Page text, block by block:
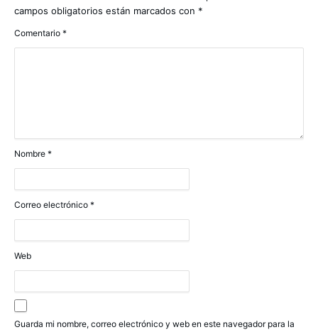
campos obligatorios están marcados con *
Comentario *
Nombre *
Correo electrónico *
Web
Guarda mi nombre, correo electrónico y web en este navegador para la